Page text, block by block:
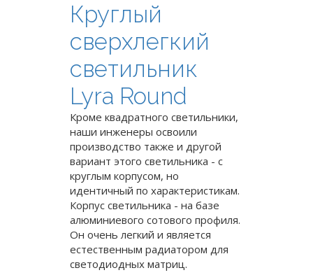
Круглый
сверхлегкий
светильник
Lyra Round
Кроме квадратного светильники,
наши инженеры освоили
производство также и другой
вариант этого светильника - с
круглым корпусом, но
идентичный по характеристикам.
Корпус светильника - на базе
алюминиевого сотового профиля.
Он очень легкий и является
естественным радиатором для
светодиодных матриц.